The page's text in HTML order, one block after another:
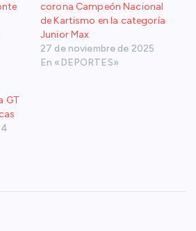
corona Campeón Nacional
de Kartismo en la categoría
Junior Max
27 de noviembre de 2025
En «DEPORTES»
GT